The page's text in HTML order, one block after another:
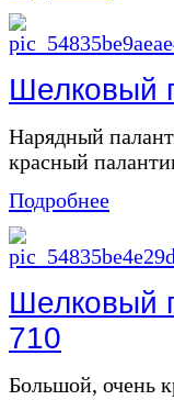
Шелковый
Нарядный
красный
Подробнее
Шелковый
710
Большой, очень